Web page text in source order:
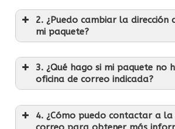
2. ¿Puedo cambiar la dirección
mi paquete?
3. ¿Qué hago si mi paquete no
oficina de correo indicada?
4. ¿Cómo puedo contactar a la